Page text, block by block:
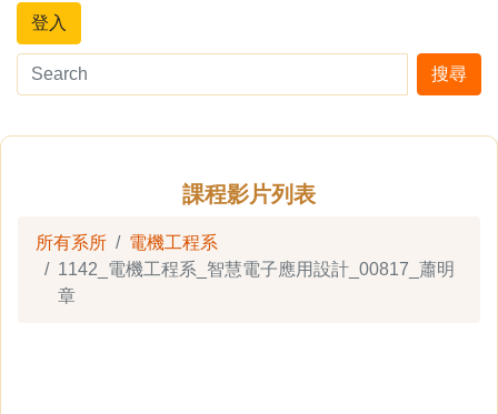
登入
搜尋
課程影片列表
所有系所
電機工程系
1142_電機工程系_智慧電子應用設計_00817_蕭明
章